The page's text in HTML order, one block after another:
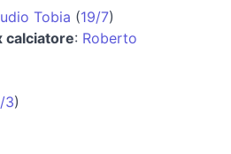
Tobia (19/7)
calciatore: Roberto
3)